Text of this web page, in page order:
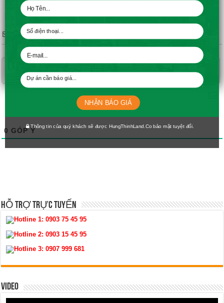
Subscribe
0 GÓP Ý
HỖ TRỢ TRỰC TUYẾN
Hotline 1:0903 75 45 95
Hotline 2:0903 15 45 95
Hotline 3:0907 999 681
VIDEO
Thông tin của quý khách sẽ được HungThinhLand.Co bảo mật tuyệt đối.
NHẬN BÁO GIÁ